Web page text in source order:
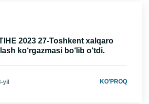
2023 27-Toshkent xalqaro
ko‘rgazmasi bo‘lib o‘tdi.
yil KO'PROQ